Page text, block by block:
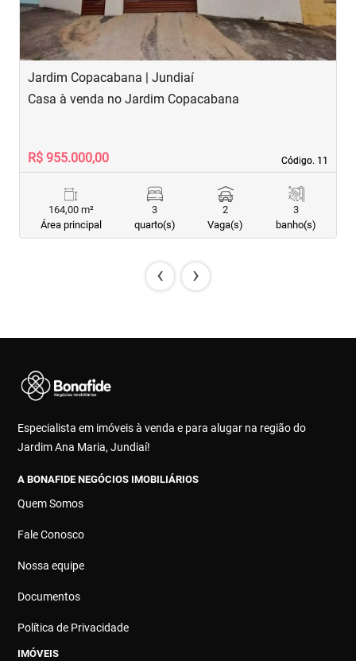
Jardim Copacabana | Jundiaí
Código. 11
Código. 11
Casa à venda no Jardim Copacabana
R$ 955.000,00
164,00 m²
Área principal
3
quarto(s)
2
Vaga(s)
3
banho(s)
‹ ›
Especialista em imóveis à venda e para alugar na região do
Jardim Ana Maria, Jundiaí!
A BONAFIDE NEGÓCIOS IMOBILIÁRIOS
Quem Somos
Fale Conosco
Nossa equipe
Documentos
Política de Privacidade
IMÓVEIS